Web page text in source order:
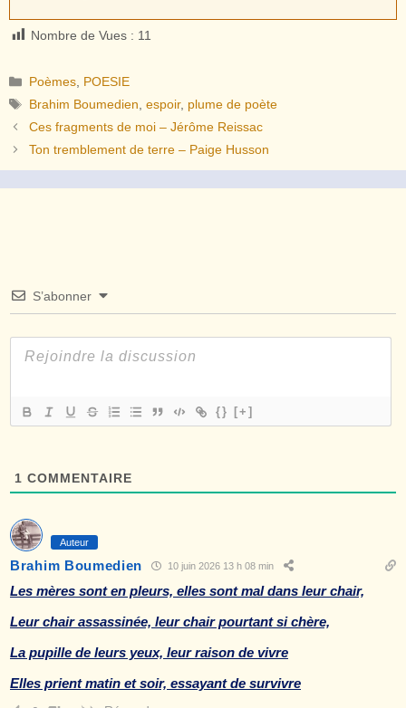
Nombre de Vues : 11
Catégories
Poèmes POESIE
Étiquettes
Brahim Boumedien ,espoir, plume de poète
Ces fragments de moi – Jérôme Reissac
Ton tremblement de terre – Paige Husson
S’abonner
{} [+]
1 COMMENTAIRE
Auteur
Brahim Boumedien 10 juin 2026 13 h 08 min
Les mères sont en pleurs, elles sont mal dans leur chair,
Leur chair assassinée, leur chair pourtant si chère,
La pupille de leurs yeux, leur raison de vivre
Elles prient matin et soir, essayant de survivre